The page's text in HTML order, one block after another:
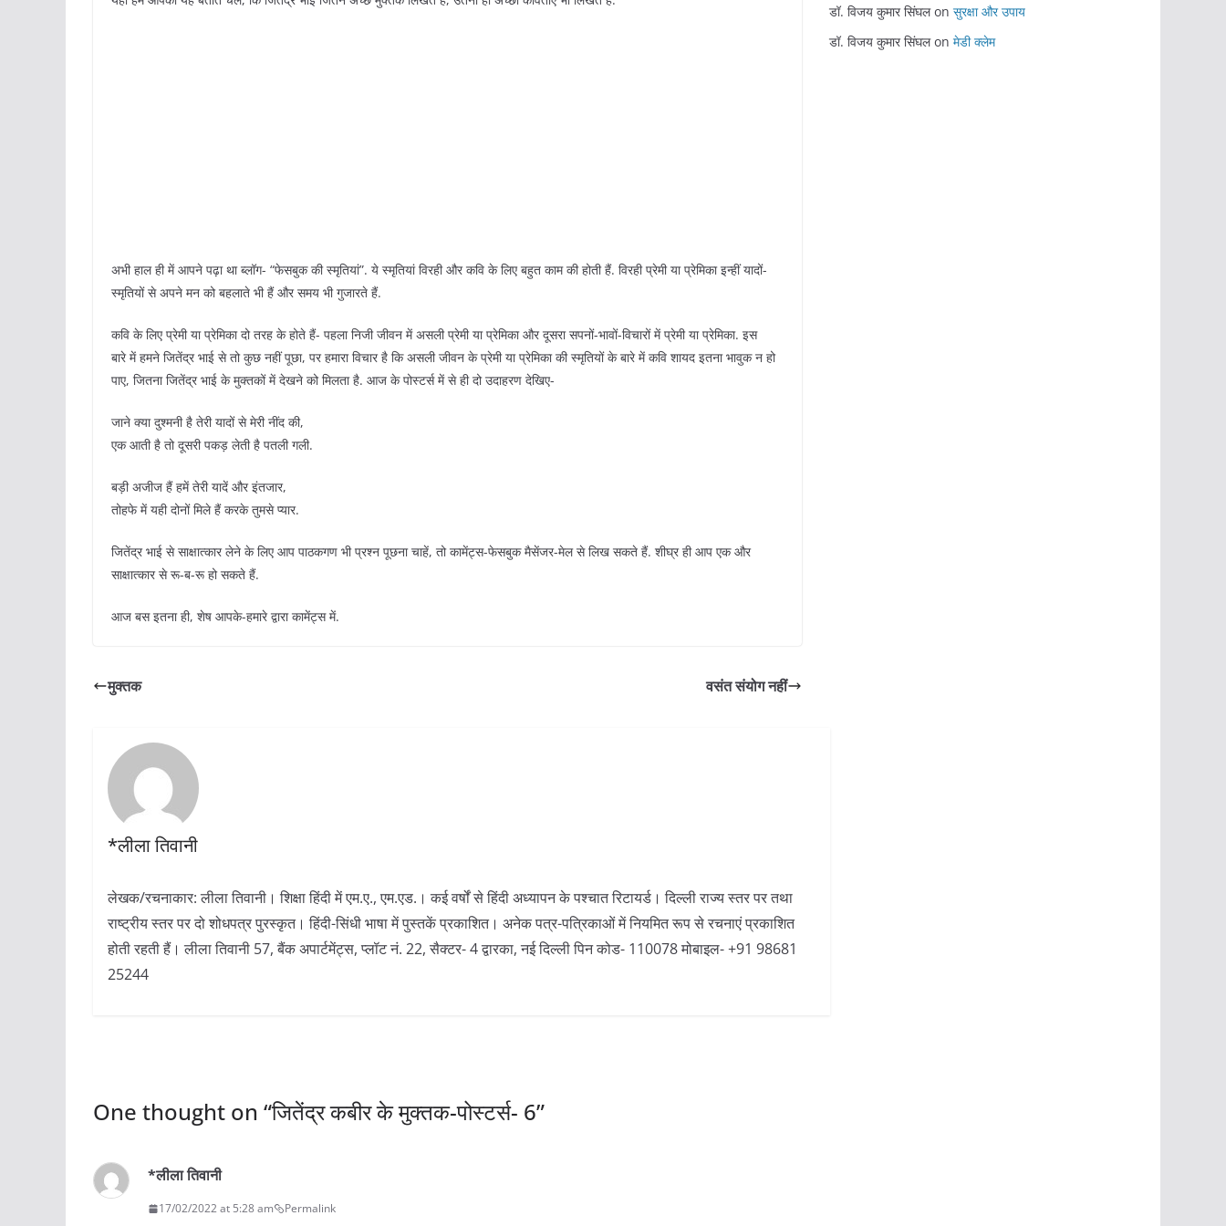
अभी हाल ही में आपने पढ़ा था ब्लॉग- “फेसबुक की स्मृतियां”. ये स्मृतियां विरही और कवि के लिए बहुत काम की होती हैं. विरही प्रेमी या प्रेमिका इन्हीं यादों-
स्मृतियों से अपने मन को बहलाते भी हैं और समय भी गुजारते हैं.
कवि के लिए प्रेमी या प्रेमिका दो तरह के होते हैं- पहला निजी जीवन में असली प्रेमी या प्रेमिका और दूसरा सपनों-भावों-विचारों में प्रेमी या प्रेमिका. इस
बारे में हमने जितेंद्र भाई से तो कुछ नहीं पूछा, पर हमारा विचार है कि असली जीवन के प्रेमी या प्रेमिका की स्मृतियों के बारे में कवि शायद इतना भावुक न हो
पाए, जितना जितेंद्र भाई के मुक्तकों में देखने को मिलता है. आज के पोस्टर्स में से ही दो उदाहरण देखिए-
जाने क्या दुश्मनी है तेरी यादों से मेरी नींद की,
एक आती है तो दूसरी पकड़ लेती है पतली गली.
बड़ी अजीज हैं हमें तेरी यादें और इंतजार,
तोहफे में यही दोनों मिले हैं करके तुमसे प्यार.
जितेंद्र भाई से साक्षात्कार लेने के लिए आप पाठकगण भी प्रश्न पूछना चाहें, तो कामेंट्स-फेसबुक मैसेंजर-मेल से लिख सकते हैं. शीघ्र ही आप एक और
साक्षात्कार से रू-ब-रू हो सकते हैं.
आज बस इतना ही, शेष आपके-हमारे द्वारा कामेंट्स में.
मुक्तक वसंत संयोग नहीं
*लीला तिवानी
लेखक/रचनाकार: लीला तिवानी। शिक्षा हिंदी में एम.ए., एम.एड.। कई वर्षों से हिंदी अध्यापन के पश्चात रिटायर्ड। दिल्ली राज्य स्तर पर तथा
राष्ट्रीय स्तर पर दो शोधपत्र पुरस्कृत। हिंदी-सिंधी भाषा में पुस्तकें प्रकाशित। अनेक पत्र-पत्रिकाओं में नियमित रूप से रचनाएं प्रकाशित
होती रहती हैं। लीला तिवानी 57, बैंक अपार्टमेंट्स, प्लॉट नं. 22, सैक्टर- 4 द्वारका, नई दिल्ली पिन कोड- 110078 मोबाइल- +91 98681
25244
One thought on “जितेंद्र कबीर के मुक्तक-पोस्टर्स- 6”
*लीला तिवानी
17/02/2022 at 5:28 am Permalink
डॉ. विजय कुमार सिंघलon सुरक्षा और उपाय
डॉ. विजय कुमार सिंघलon मेडी क्लेम